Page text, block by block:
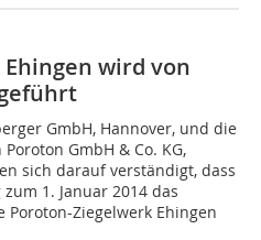
wird von
GmbH, Hannover, und die
GmbH & Co. KG,
sich darauf verständigt, dass
1. Januar 2014 das
Poroton-Ziegelwerk Ehingen